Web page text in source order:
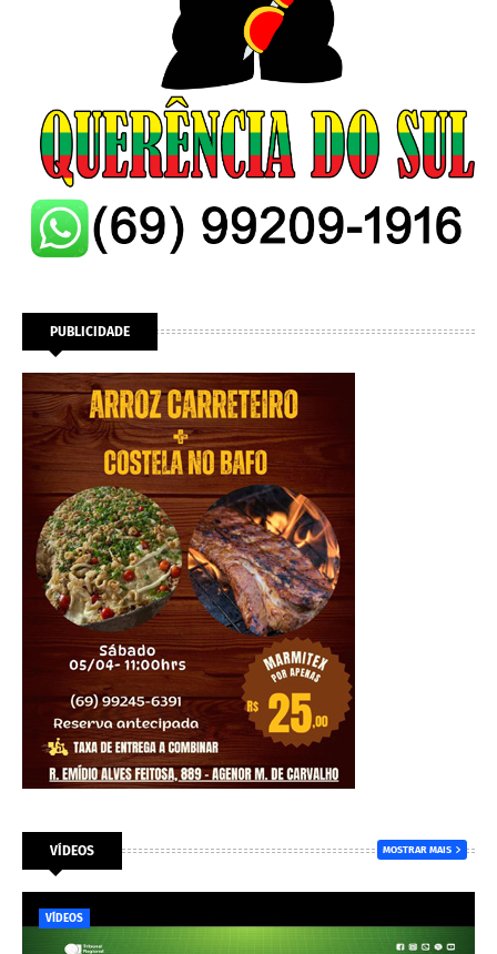
PUBLICIDADE
VÍDEOS MOSTRAR MAIS
VÍDEOS